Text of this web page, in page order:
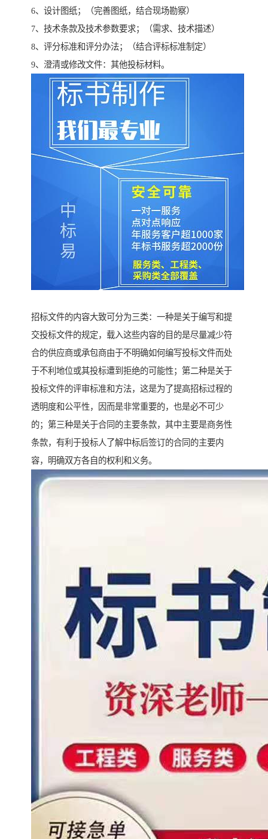
6、设计图纸；（完善图纸，结合现场勘察）
7、技术条款及技术参数要求；（需求、技术描述）
8、评分标准和评分办法；（结合评标标准制定）
9、澄清或修改文件：其他投标材料。
招标文件的内容大致可分为三类：一种是关于编写和提
交投标文件的规定，载入这些内容的目的是尽量减少符
合的供应商或承包商由于不明确如何编写投标文件而处
于不利地位或其投标遭到拒绝的可能性；第二种是关于
投标文件的评审标准和方法，这是为了提高招标过程的
透明度和公平性，因而是非常重要的，也是必不可少
的；第三种是关于合同的主要条款，其中主要是商务性
条款，有利于投标人了解中标后签订的合同的主要内
容，明确双方各自的权利和义务。